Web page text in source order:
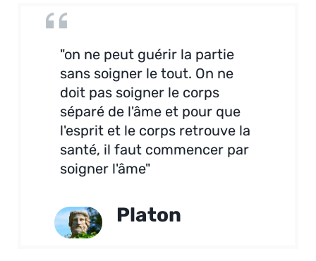
"on ne peut guérir la partie
sans soigner le tout. On ne
doit pas soigner le corps
séparé de l'âme et pour que
l'esprit et le corps retrouve la
santé, il faut commencer par
soigner l'âme"
Platon